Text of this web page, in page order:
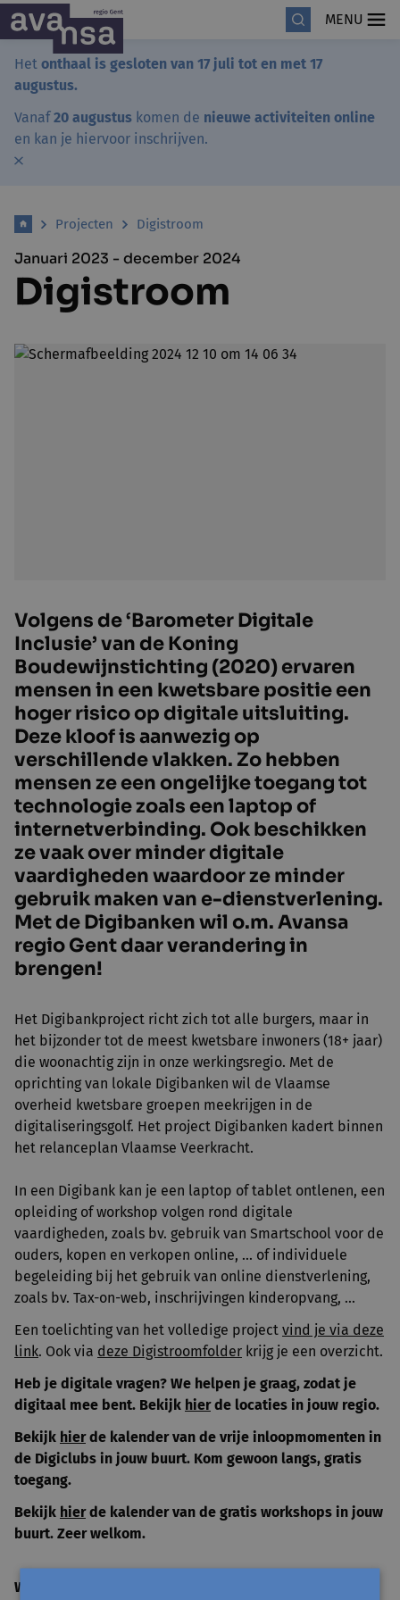
MENU
Het onthaal is gesloten van 17 juli tot en met 17
augustus.
Vanaf20 augustus komen de nieuwe activiteiten online
en kan je hiervoor inschrijven.
Projecten Digistroom
Januari 2023 - december 2024
Digistroom
Volgens de ‘Barometer Digitale
Inclusie’ van de Koning
Boudewijnstichting (2020) ervaren
mensen in een kwetsbare positie een
hoger risico op digitale uitsluiting.
Deze kloof is aanwezig op
verschillende vlakken. Zo hebben
mensen ze een ongelijke toegang tot
technologie zoals een laptop of
internetverbinding. Ook beschikken
ze vaak over minder digitale
vaardigheden waardoor ze minder
gebruik maken van e-dienstverlening.
Met de Digibanken wil o.m. Avansa
regio Gent daar verandering in
brengen!
Het Digibankproject richt zich tot alle burgers, maar in
het bijzonder tot de meest kwetsbare inwoners (18+ jaar)
die woonachtig zijn in onze werkingsregio. Met de
oprichting van lokale Digibanken wil de Vlaamse
overheid kwetsbare groepen meekrijgen in de
digitaliseringsgolf. Het project Digibanken kadert binnen
het relanceplan Vlaamse Veerkracht.
In een Digibank kan je een laptop of tablet ontlenen, een
opleiding of workshop volgen rond digitale
vaardigheden, zoals bv. gebruik van Smartschool voor de
ouders, kopen en verkopen online, ... of individuele
begeleiding bij het gebruik van online dienstverlening,
zoals bv. Tax-on-web, inschrijvingen kinderopvang, ...
Een toelichting van het volledige project vind je via deze
link. Ook via deze Digistroomfolder krijg je een overzicht.
Heb je digitale vragen? We helpen je graag, zodat je
digitaal mee bent. Bekijk hierde locaties in jouw regio.
Bekijk hierde kalender van de vrije inloopmomenten in
de Digiclubs in jouw buurt. Kom gewoon langs, gratis
toegang.
Bekijk hierde kalender van de gratis workshops in jouw
buurt. Zeer welkom.
Waar vind je een Digiclub?